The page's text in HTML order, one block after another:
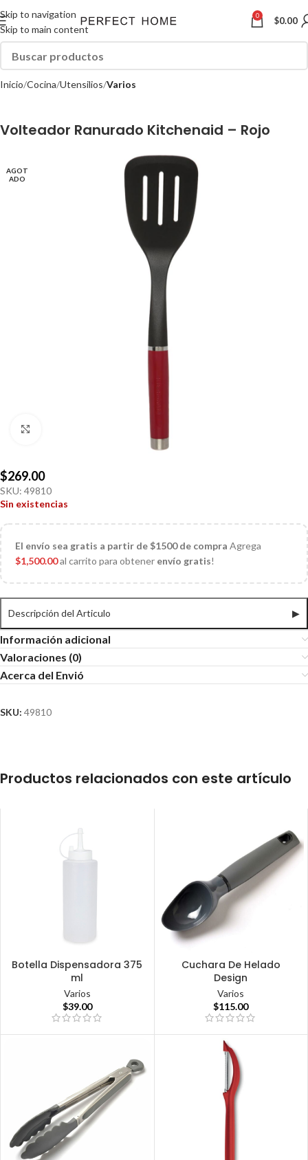
Skip to navigation
Skip to main content
0 $0.00
Inicio Cocina Utensilios Varios
Volteador Ranurado Kitchenaid – Rojo
AGOT
ADO
$269.00
SKU: 49810
Sin existencias
El envío sea gratis a partir de $1500 de compra Agrega
$1,500.00al carrito para obtener envío gratis!
Descripción del Articulo ▶
Información adicional
Valoraciones (0)
Acerca del Envió
SKU: 49810
Productos relacionados con este artículo
Botella Dispensadora 375
ml
Varios
$39.00
Cuchara De Helado
Design
Varios
$115.00